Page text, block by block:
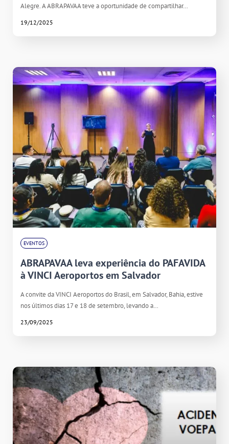
Alegre. A ABRAPAVAA teve a oportunidade de compartilhar…
19/12/2025
EVENTOS
ABRAPAVAA leva experiência do PAFAVIDA
à VINCI Aeroportos em Salvador
A convite da VINCI Aeroportos do Brasil, em Salvador, Bahia, estive
nos últimos dias 17 e 18 de setembro, levando a…
23/09/2025